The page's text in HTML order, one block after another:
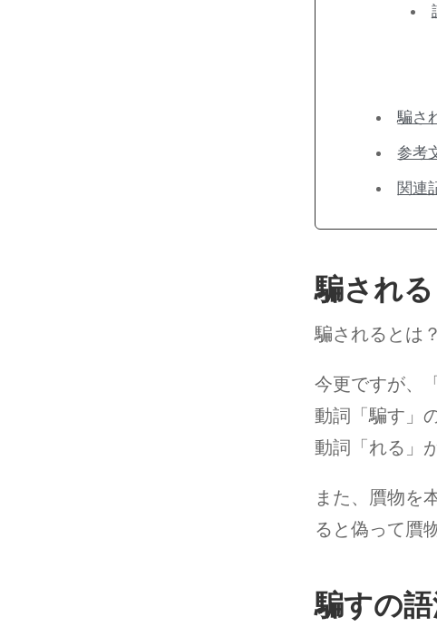
騙さ
参考
関連
騙され
騙されるとは？
今更ですが、
動詞「騙す」
動詞「れる」
また、贋物を
ると偽って贋
騙すの語